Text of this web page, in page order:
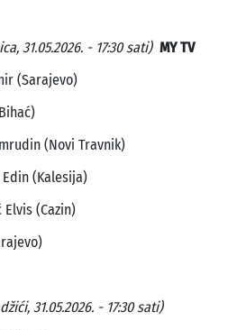
31.05.2026. - 17:30 sati) MY TV
(Sarajevo)
(Novi Travnik)
(Kalesija)
(Cazin)
31.05.2026. - 17:30 sati)